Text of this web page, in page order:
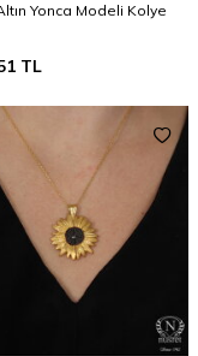
Yonca Modeli Kolye
TL